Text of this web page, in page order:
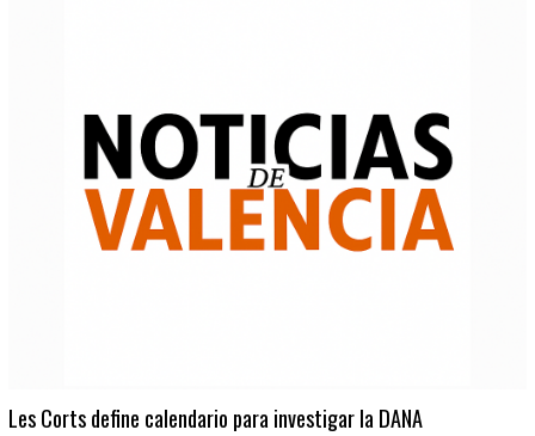
Les Corts define calendario para investigar la DANA